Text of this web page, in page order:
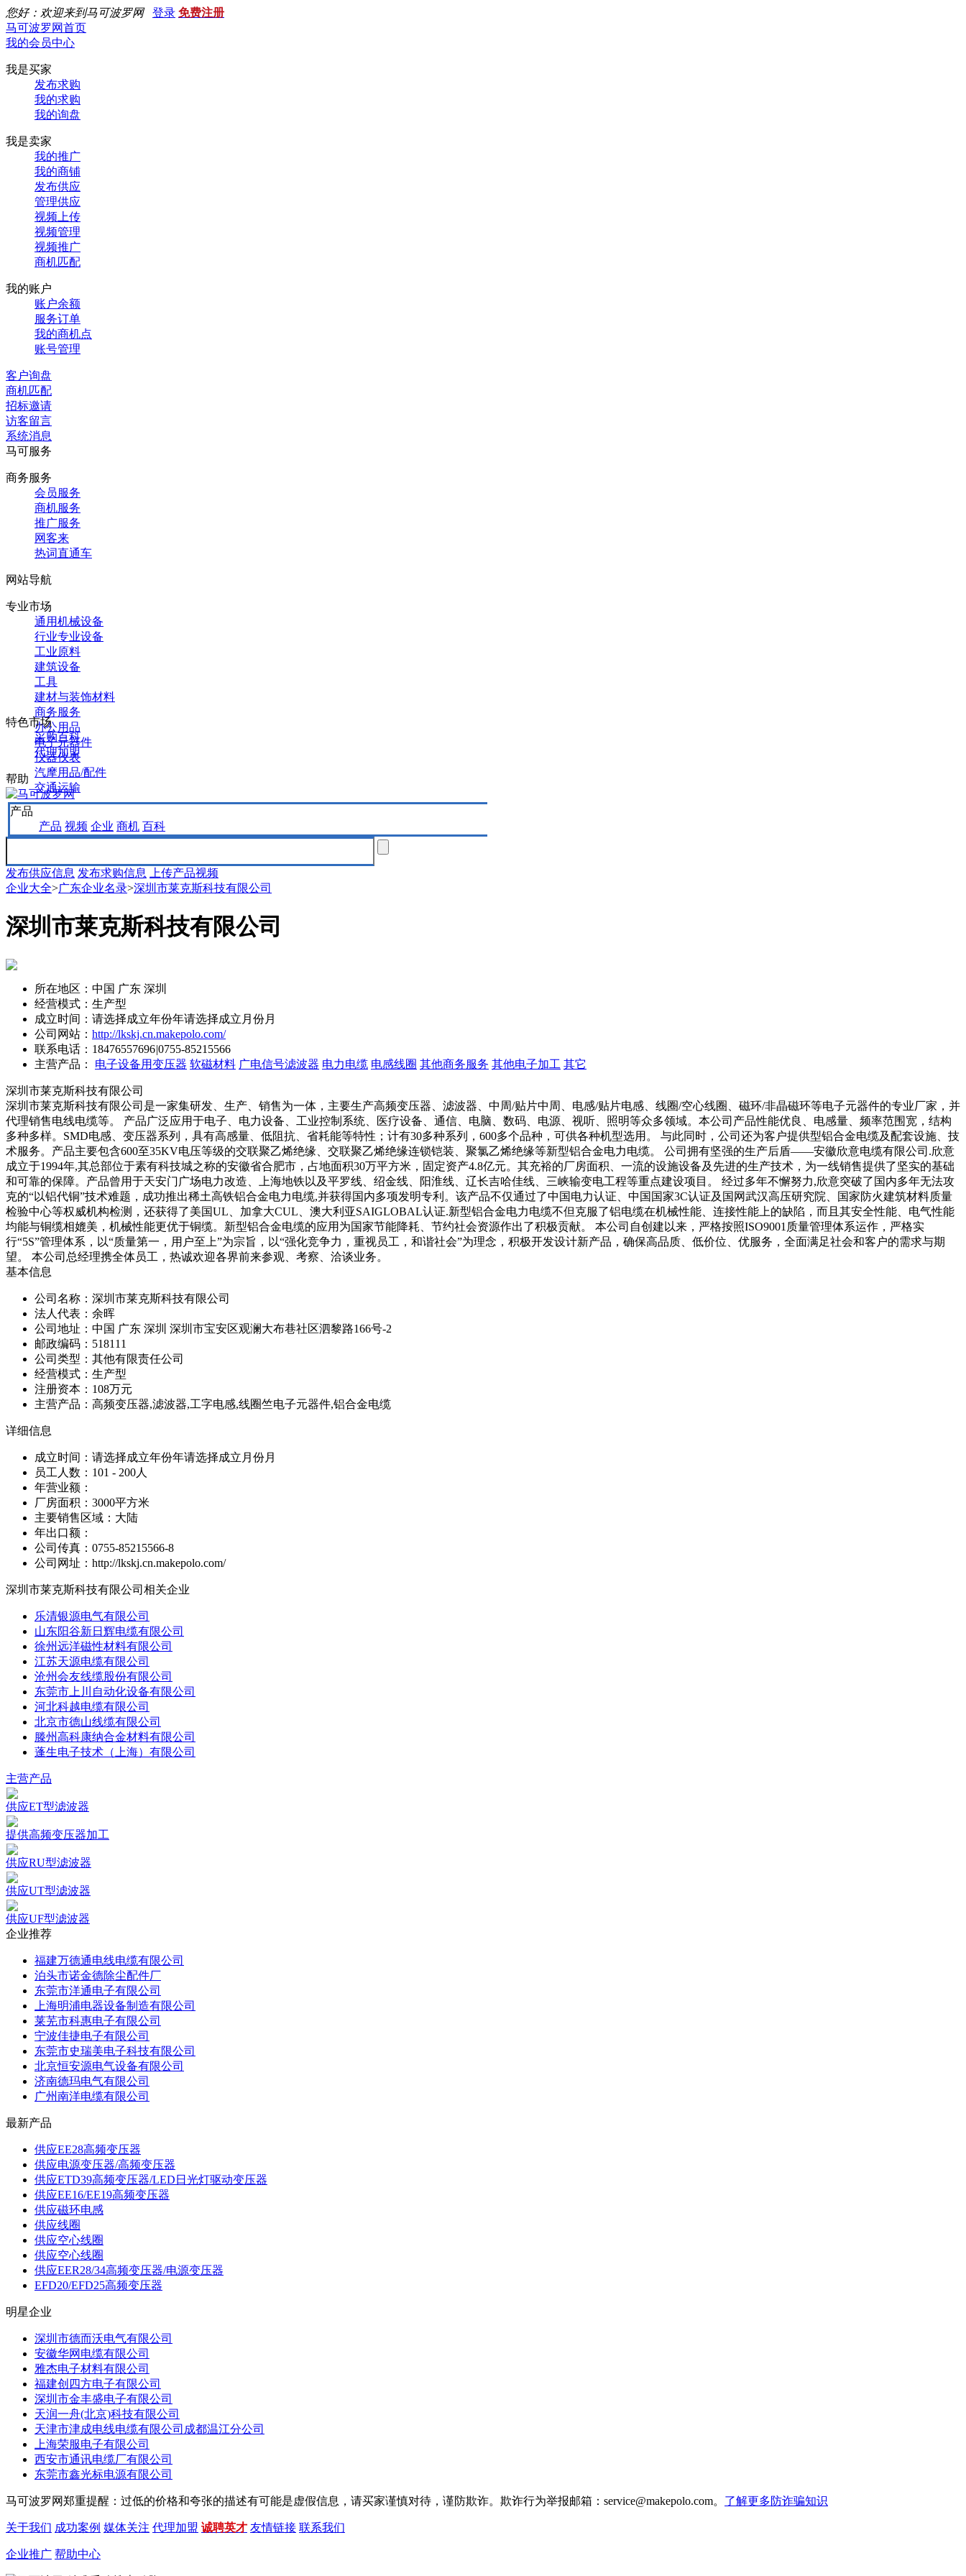
您好：欢迎来到马可波罗网 登录 免费注册
马可波罗网首页
我的会员中心
我是买家
发布求购
我的求购
我的询盘
我是卖家
我的推广
我的商铺
发布供应
管理供应
视频上传
视频管理
视频推广
商机匹配
我的账户
账户余额
服务订单
我的商机点
账号管理
客户询盘
商机匹配
招标邀请
访客留言
系统消息
马可服务
商务服务
会员服务
商机服务
推广服务
网客来
热词直通车
网站导航
专业市场
通用机械设备
行业专业设备
工业原料
建筑设备
工具
建材与装饰材料
商务服务
办公用品
电子元器件
仪器仪表
汽摩用品/配件
交通运输
特色市场
采购百科
代理加盟
帮助
产品
产品 视频 企业 商机 百科
发布供应信息 发布求购信息
上传产品视频
企业大全>广东企业名录>深圳市莱克斯科技有限公司
深圳市莱克斯科技有限公司
所在地区：中国 广东 深圳
经营模式：生产型
成立时间：请选择成立年份年请选择成立月份月
公司网站： http://lkskj.cn.makepolo.com/
联系电话： 18476557696|0755-85215566
主营产品： 电子设备用变压器 软磁材料 广电信号滤波器 电力电缆 电感线圈 其他商务服务 其他电子加工 其它
深圳市莱克斯科技有限公司
深圳市莱克斯科技有限公司是一家集研发、生产、销售为一体，主要生产高频变压器、滤波器、中周/贴片中周、电感/贴片电感、线圈/空心线圈、磁环/非晶磁环等电子元器件的专业厂家，并
代理销售电线电缆等。 产品广泛应用于电子、电力设备、工业控制系统、医疗设备、通信、电脑、数码、电源、视听、照明等众多领域。本公司产品性能优良、电感量、频率范围宽，结构
多种多样。SMD电感、变压器系列，具有高感量、低阻抗、省耗能等特性；计有30多种系列，600多个品种，可供各种机型选用。 与此同时，公司还为客户提供型铝合金电缆及配套设施、技
术服务。产品主要包含600至35KV电压等级的交联聚乙烯绝缘、交联聚乙烯绝缘连锁铠装、聚氯乙烯绝缘等新型铝合金电力电缆。 公司拥有坚强的生产后盾——安徽欣意电缆有限公司.欣意
成立于1994年,其总部位于素有科技城之称的安徽省合肥市，占地面积30万平方米，固定资产4.8亿元。其充裕的厂房面积、一流的设施设备及先进的生产技术，为一线销售提供了坚实的基础
和可靠的保障。产品曾用于天安门广场电力改造、上海地铁以及平罗线、绍金线、阳淮线、辽长吉哈佳线、三峡输变电工程等重点建设项目。 经过多年不懈努力,欣意突破了国内多年无法攻
克的“以铝代铜”技术难题，成功推出稀土高铁铝合金电力电缆,并获得国内多项发明专利。该产品不仅通过了中国电力认证、中国国家3C认证及国网武汉高压研究院、国家防火建筑材料质量
检验中心等权威机构检测，还获得了美国UL、加拿大CUL、澳大利亚SAIGLOBAL认证.新型铝合金电力电缆不但克服了铝电缆在机械性能、连接性能上的缺陷，而且其安全性能、电气性能
均能与铜缆相媲美，机械性能更优于铜缆。新型铝合金电缆的应用为国家节能降耗、节约社会资源作出了积极贡献。 本公司自创建以来，严格按照ISO9001质量管理体系运作，严格实
行“5S”管理体系，以“质量第一，用户至上”为宗旨，以“强化竞争力，重视员工，和谐社会”为理念，积极开发设计新产品，确保高品质、低价位、优服务，全面满足社会和客户的需求与期
望。 本公司总经理携全体员工，热诚欢迎各界前来参观、考察、洽谈业务。
基本信息
公司名称：深圳市莱克斯科技有限公司
法人代表：余晖
公司地址：中国 广东 深圳 深圳市宝安区观澜大布巷社区泗黎路166号-2
邮政编码：518111
公司类型：其他有限责任公司
经营模式：生产型
注册资本：108万元
主营产品：高频变压器,滤波器,工字电感,线圈竺电子元器件,铝合金电缆
详细信息
成立时间：请选择成立年份年请选择成立月份月
员工人数：101 - 200人
年营业额：
厂房面积：3000平方米
主要销售区域：大陆
年出口额：
公司传真：0755-85215566-8
公司网址：http://lkskj.cn.makepolo.com/
深圳市莱克斯科技有限公司相关企业
乐清银源电气有限公司
山东阳谷新日辉电缆有限公司
徐州远洋磁性材料有限公司
江苏天源电缆有限公司
沧州会友线缆股份有限公司
东莞市上川自动化设备有限公司
河北科越电缆有限公司
北京市德山线缆有限公司
滕州高科康纳合金材料有限公司
蓬生电子技术（上海）有限公司
主营产品
供应ET型滤波器
提供高频变压器加工
供应RU型滤波器
供应UT型滤波器
供应UF型滤波器
企业推荐
福建万德通电线电缆有限公司
泊头市诺金德除尘配件厂
东莞市洋通电子有限公司
上海明浦电器设备制造有限公司
莱芜市科惠电子有限公司
宁波佳捷电子有限公司
东莞市史瑞美电子科技有限公司
北京恒安源电气设备有限公司
济南德玛电气有限公司
广州南洋电缆有限公司
最新产品
供应EE28高频变压器
供应电源变压器/高频变压器
供应ETD39高频变压器/LED日光灯驱动变压器
供应EE16/EE19高频变压器
供应磁环电感
供应线圈
供应空心线圈
供应空心线圈
供应EER28/34高频变压器/电源变压器
EFD20/EFD25高频变压器
明星企业
深圳市德而沃电气有限公司
安徽华网电缆有限公司
雅杰电子材料有限公司
福建创四方电子有限公司
深圳市金丰盛电子有限公司
天润一舟(北京)科技有限公司
天津市津成电线电缆有限公司成都温江分公司
上海荣服电子有限公司
西安市通讯电缆厂有限公司
东莞市鑫光标电源有限公司
马可波罗网郑重提醒：过低的价格和夸张的描述有可能是虚假信息，请买家谨慎对待，谨防欺诈。欺诈行为举报邮箱：service@makepolo.com。 了解更多防诈骗知识
关于我们 成功案例 媒体关注 代理加盟 诚聘英才 友情链接 联系我们
企业推广 帮助中心